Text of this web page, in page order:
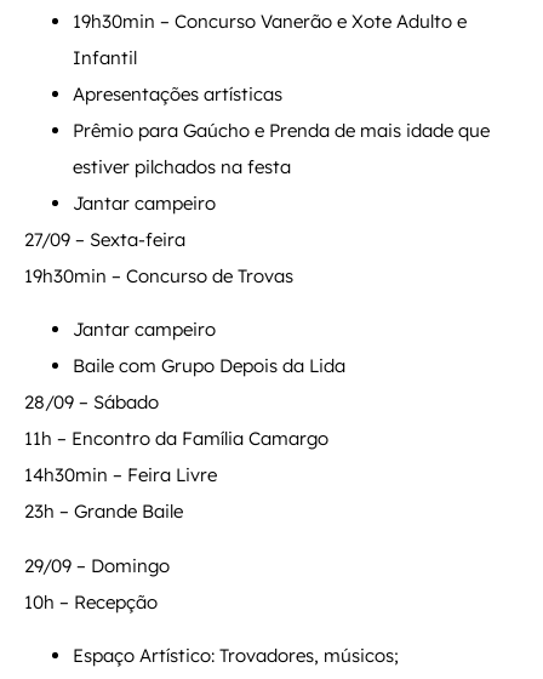
19h30min – Concurso Vanerão e Xote Adulto e
Infantil
Apresentações artísticas
Prêmio para Gaúcho e Prenda de mais idade que
estiver pilchados na festa
Jantar campeiro
27/09 – Sexta-feira
19h30min – Concurso de Trovas
Jantar campeiro
Baile com Grupo Depois da Lida
28/09 – Sábado
11h – Encontro da Família Camargo
14h30min – Feira Livre
23h – Grande Baile
29/09 – Domingo
10h – Recepção
Espaço Artístico: Trovadores, músicos;